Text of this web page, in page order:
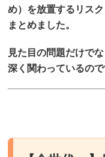
め）を放置するリス
まとめました。
見た目の問題だけで
深く関わっているので